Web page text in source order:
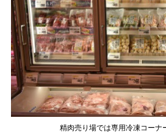
精肉売り場では専用冷凍コーナ